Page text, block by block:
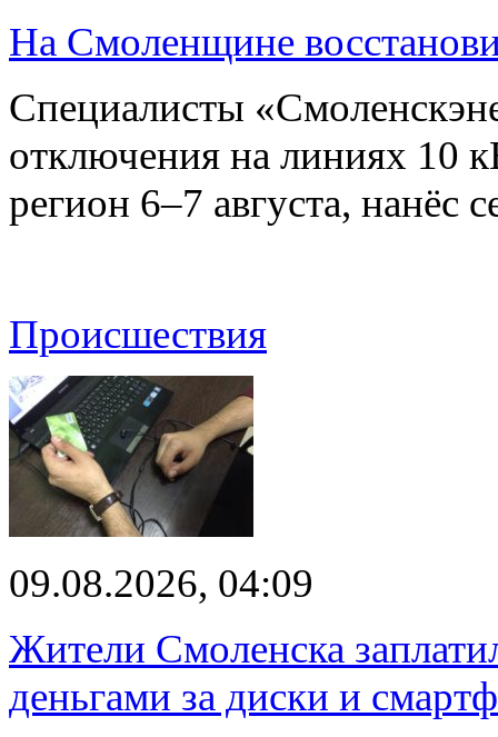
На Смоленщине
Специалисты
отключения на линиях 10
регион 6–7 августа,
Происшествия
09.08.2026, 04:09
Жители Смоленска
деньгами за диски и